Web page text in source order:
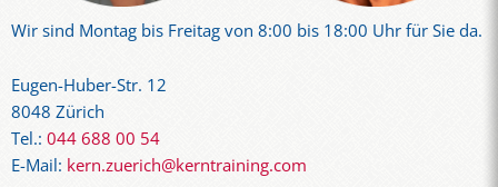
Wir sind Montag bis Freitag von 8:00 bis 18:00 Uhr für Sie da.
Eugen-Huber-Str. 12
8048 Zürich
Tel.: 044 688 00 54
E-Mail: kern.zuerich@kerntraining.com